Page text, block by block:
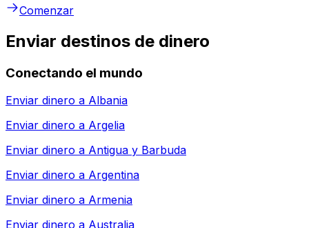
Comenzar
Enviar destinos de dinero
Conectando el mundo
Enviar dinero a Albania
Enviar dinero a Argelia
Enviar dinero a Antigua y Barbuda
Enviar dinero a Argentina
Enviar dinero a Armenia
Enviar dinero a Australia